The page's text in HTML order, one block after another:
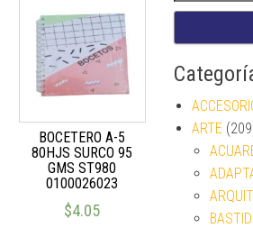
BOCETERO A-5
80HJS SURCO 95
GMS ST980
0100026023
$4.05
ARTE